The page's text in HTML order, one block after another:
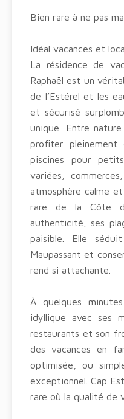
Bien rare à ne pas
Idéal vacances et
La résidence de
Raphaël est un
de l’Estérel et les
et sécurisé
unique. Entre
profiter
piscines pour
variées,
atmosphère calme
rare de la Côte
authenticité, ses
paisible. Elle
Maupassant et
rend si attachante.
À quelques
idyllique avec ses
restaurants et son
des vacances en
optimisée, ou
exceptionnel. Cap
rare où la qualité de